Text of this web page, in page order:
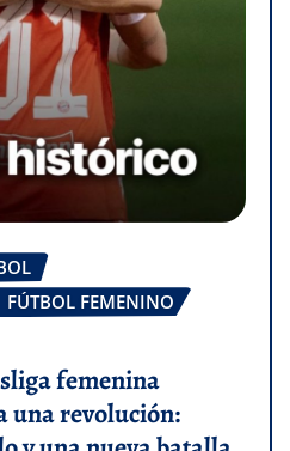
FÚTBOL FEMENINO
femenina
una revolución: